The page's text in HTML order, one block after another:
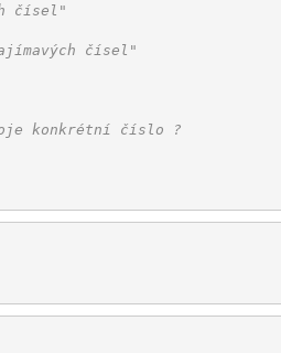
čísel"
čísel"
konkrétní číslo ?